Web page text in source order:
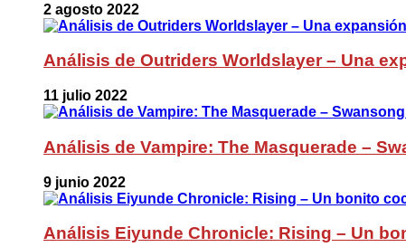
2 agosto 2022
Análisis de Outriders Worldslayer – Una
11 julio 2022
Análisis de Vampire: The Masquerade –
9 junio 2022
Análisis Eiyunde Chronicle: Rising – Un